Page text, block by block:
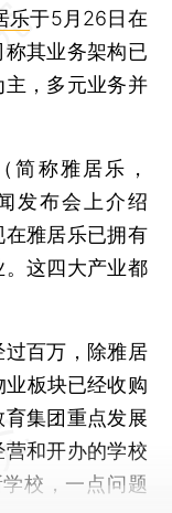
乐于5月26日在
其业务架构已
主，多元业务并
称雅居乐，
发布会上介绍
雅居乐已拥有
这四大产业都
百万，除雅居
板块已经收购
集团重点发展
和开办的学校
校，一点问题